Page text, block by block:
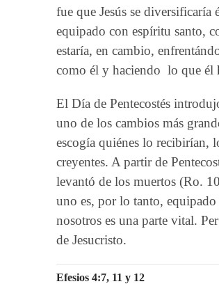
fue que Jesús se
equipado con espíritu santo,
estaría, en cambio,
como él y haciendo lo que él
El Día de Pentecostés
uno de los cambios más
escogía quiénes lo recibirían,
creyentes. A partir de
levantó de los muertos (Ro.
uno es, por lo tanto, equipado
nosotros es una parte vital.
de Jesucristo.
Efesios 4:7, 11 y 12